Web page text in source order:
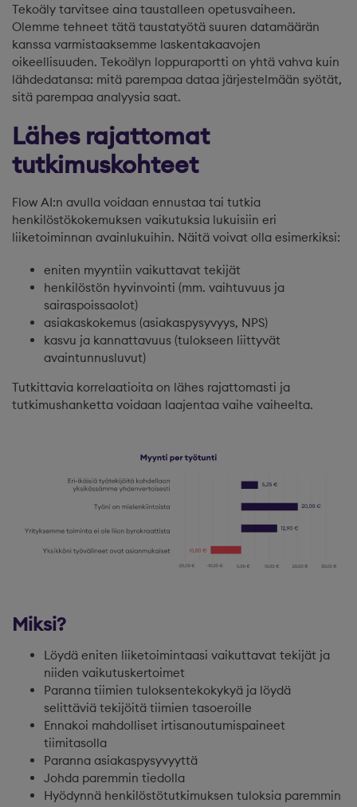
Tekoäly tarvitsee aina taustalleen opetusvaiheen.
Olemme tehneet tätä taustatyötä suuren datamäärän
kanssa varmistaaksemme laskentakaavojen
oikeellisuuden. Tekoälyn loppuraportti on yhtä vahva kuin
lähdedatansa: mitä parempaa dataa järjestelmään syötät,
sitä parempaa analyysia saat.
Lähes rajattomat
tutkimuskohteet
Flow AI:n avulla voidaan ennustaa tai tutkia
henkilöstökokemuksen vaikutuksia lukuisiin eri
liiketoiminnan avainlukuihin. Näitä voivat olla esimerkiksi:
eniten myyntiin vaikuttavat tekijät
henkilöstön hyvinvointi (mm. vaihtuvuus ja
sairaspoissaolot)
asiakaskokemus (asiakaspysyvyys, NPS)
kasvu ja kannattavuus (tulokseen liittyvät
avaintunnusluvut)
Tutkittavia korrelaatioita on lähes rajattomasti ja
tutkimushanketta voidaan laajentaa vaihe vaiheelta.
Miksi?
Löydä eniten liiketoimintaasi vaikuttavat tekijät ja
niiden vaikutuskertoimet
Paranna tiimien tuloksentekokykyä ja löydä
selittäviä tekijöitä tiimien tasoeroille
Ennakoi mahdolliset irtisanoutumispaineet
tiimitasolla
Paranna asiakaspysyvyyttä
Johda paremmin tiedolla
Hyödynnä henkilöstötutkimuksen tuloksia paremmin